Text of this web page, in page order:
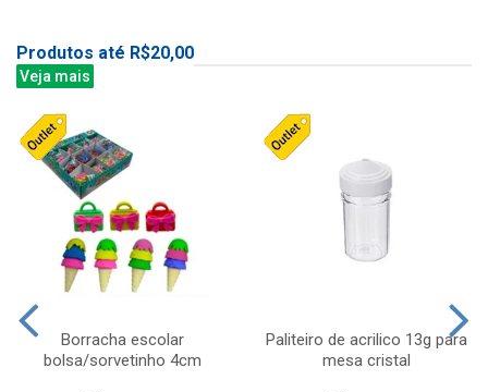
Produtos até R$20,00
Veja mais
Borracha escolar
bolsa/sorvetinho 4cm
Paliteiro de acrilico 13g para
mesa cristal